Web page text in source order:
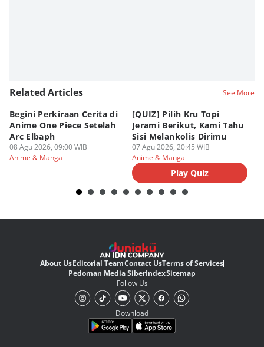
Related Articles See More
Begini Perkiraan Cerita di
Anime One Piece Setelah
Arc Elbaph
08 Agu 2026, 09:00 WIB
Anime & Manga
[QUIZ] Pilih Kru Topi
Jerami Berikut, Kami Tahu
Sisi Melankolis Dirimu
07 Agu 2026, 20:45 WIB
Anime & Manga
Play Quiz
About UsEditorial TeamContact UsTerms of Services
Pedoman Media SiberIndexSitemap
Follow Us
Download